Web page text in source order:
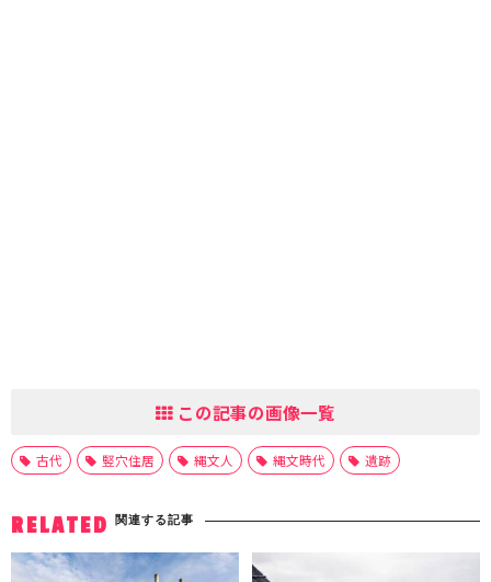
この記事の画像一覧
古代 竪穴住居 縄文人 縄文時代 遺跡
RELATED 関連する記事